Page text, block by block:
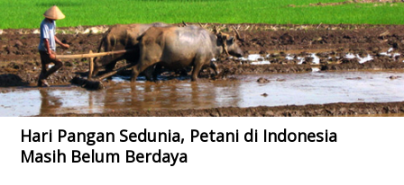
Hari Pangan Sedunia, Petani di Indonesia
Masih Belum Berdaya